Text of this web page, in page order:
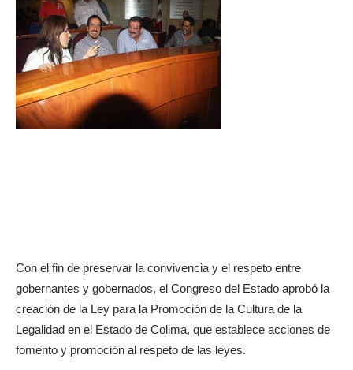
Con el fin de preservar la convivencia y el respeto entre
gobernantes y gobernados, el Congreso del Estado aprobó la
creación de la Ley para la Promoción de la Cultura de la
Legalidad en el Estado de Colima, que establece acciones de
fomento y promoción al respeto de las leyes.